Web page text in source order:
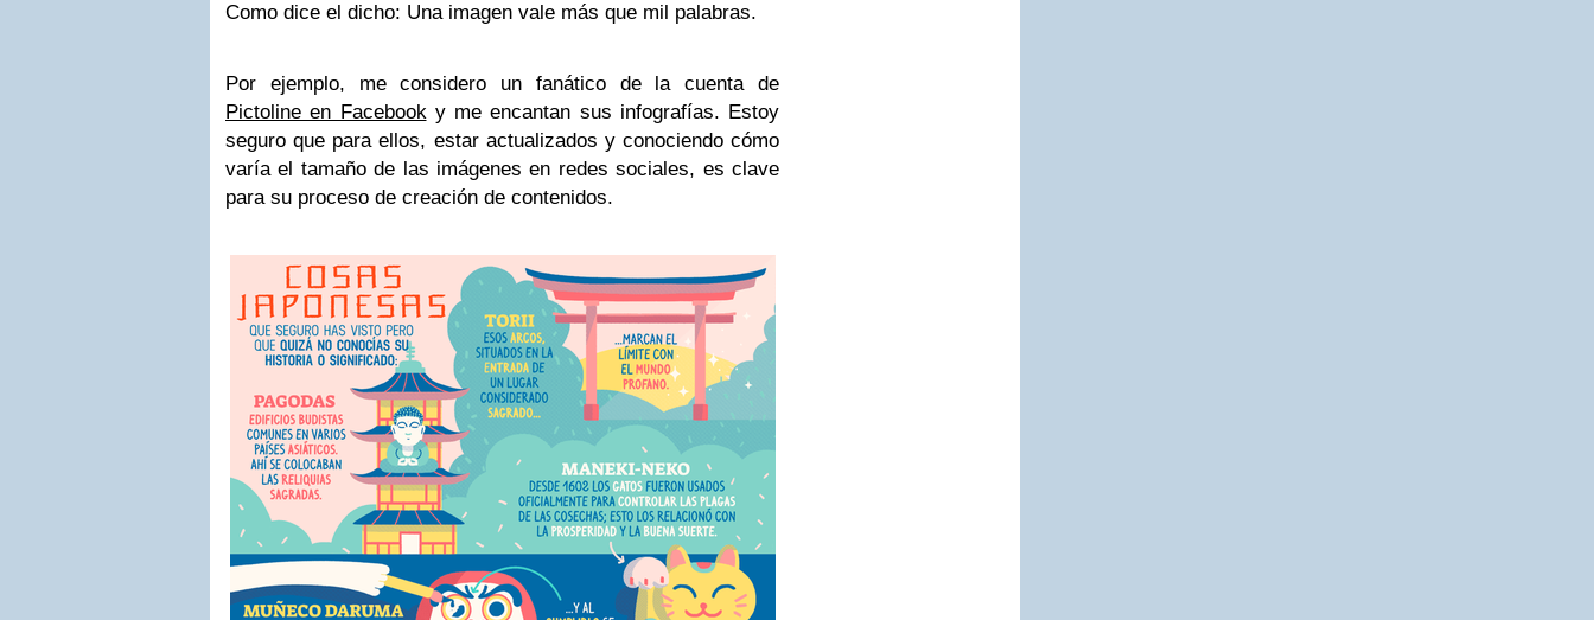
Como dice el dicho: Una imagen vale más que mil palabras.
Por ejemplo, me considero un fanático de la cuenta de
Pictoline en Facebooky me encantan sus infografías. Estoy
seguro que para ellos, estar actualizados y conociendo cómo
varía el tamaño de las imágenes en redes sociales, es clave
para su proceso de creación de contenidos.